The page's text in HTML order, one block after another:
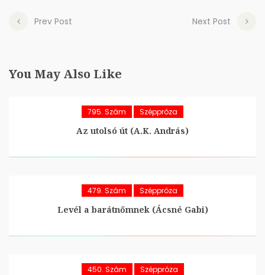
Prev Post Next Post
You May Also Like
795. Szám Széppróza
Az utolsó út (A.K. András)
479. Szám Széppróza
Levél a barátnőmnek (Ácsné Gabi)
450. Szám Széppróza